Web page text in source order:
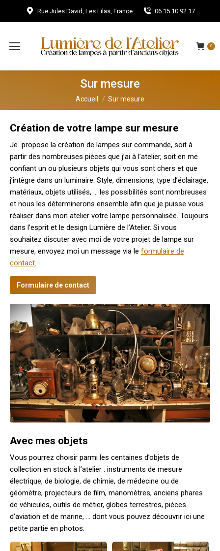
Rue Jules David, Les Lilas, France 06.15.10.92.17
0
Sur mesure
Vous êtes ici :
Accueil Sur mesure
Création de votre lampe sur mesure
Je propose la création de lampes sur commande, soit à
partir des nombreuses pièces que j’ai à l’atelier, soit en me
confiant un ou plusieurs objets qui vous sont chers et que
j’intègre dans un luminaire. Style, dimensions, type d’éclairage,
matériaux, objets utilisés, … les possibilités sont nombreuses
et nous les déterminerons ensemble afin que je puisse vous
réaliser dans mon atelier votre lampe personnalisée. Toujours
dans l’esprit et le design Lumière de l’Atelier. Si vous
souhaitez discuter avec moi de votre projet de lampe sur
mesure, envoyez moi un message via le formulaire de
contact.
Formulaire de contact
Avec mes objets
Vous pourrez choisir parmi les centaines d’objets de
collection en stock à l’atelier : instruments de mesure
électrique, de biologie, de chimie, de médecine ou de
géomètre, projecteurs de film, manomètres, anciens phares
de véhicules, outils de métier, globes terrestres, pièces
d’aviation et de marine, … dont vous pouvez découvrir ici une
petite partie en photos.